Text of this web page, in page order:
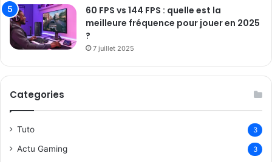
60 FPS vs 144 FPS : quelle est la
meilleure fréquence pour jouer en 2025
?
7 juillet 2025
Categories
Tuto 3
Actu Gaming 3